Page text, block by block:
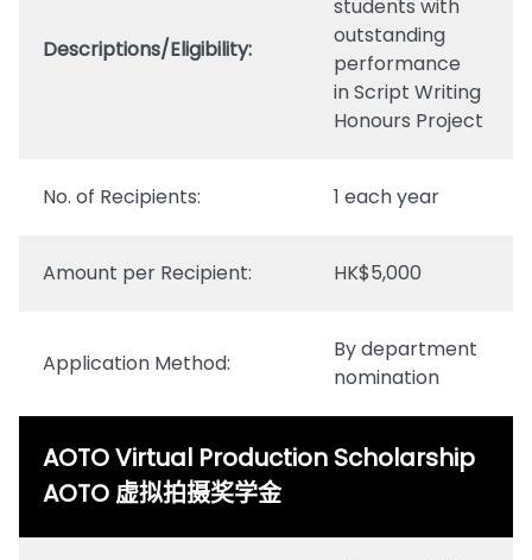
Descriptions/Eligibility:
students with
outstanding
performance
in Script Writing
Honours Project
No. of Recipients: 1 each year
Amount per Recipient: HK$5,000
Application Method:
By department
nomination
AOTO Virtual Production Scholarship
AOTO 虚拟拍摄奖学金